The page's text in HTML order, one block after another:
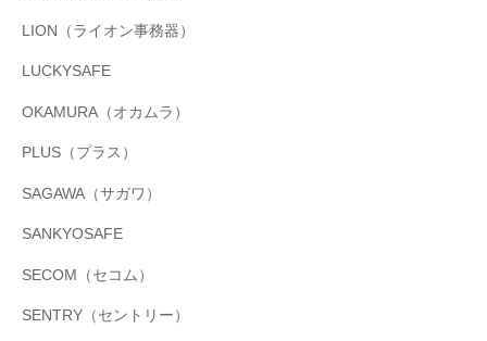
LION（ライオン事務器）
LUCKYSAFE
OKAMURA（オカムラ）
PLUS（プラス）
SAGAWA（サガワ）
SANKYOSAFE
SECOM（セコム）
SENTRY（セントリー）